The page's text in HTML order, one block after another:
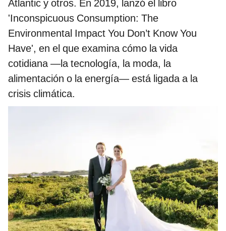
Atlantic y otros. En 2019, lanzó el libro
'Inconspicuous Consumption: The
Environmental Impact You Don’t Know You
Have', en el que examina cómo la vida
cotidiana —la tecnología, la moda, la
alimentación o la energía— está ligada a la
crisis climática.